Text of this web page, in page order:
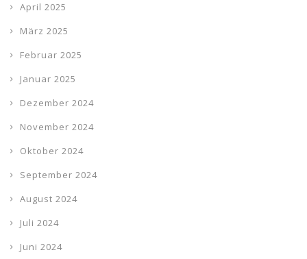
April 2025
März 2025
Februar 2025
Januar 2025
Dezember 2024
November 2024
Oktober 2024
September 2024
August 2024
Juli 2024
Juni 2024